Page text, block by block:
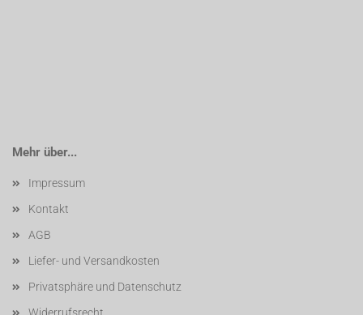
Mehr über...
Impressum
Kontakt
AGB
Liefer- und Versandkosten
Privatsphäre und Datenschutz